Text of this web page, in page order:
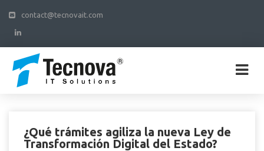
contact@tecnovait.com
¿Qué trámites agiliza la nueva Ley de
Transformación Digital del Estado?